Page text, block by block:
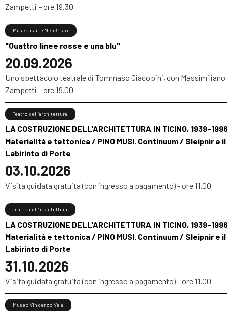
Zampetti - ore 19.30
"Quattro linee rosse e una blu"
20.09.2026
Museo d’arte Mendrisio
Uno spettacolo teatrale di Tommaso Giacopini, con Massimiliano
Zampetti - ore 19.00
LA COSTRUZIONE DELL'ARCHITETTURA IN TICINO, 1939-
Materialità e tettonica / PINO MUSI. Continuum / Sleipnir e il
Labirinto di Porte
03.10.2026
Teatro dell’architettura
Visita guidata gratuita (con ingresso a pagamento) - ore 11.00
LA COSTRUZIONE DELL'ARCHITETTURA IN TICINO, 1939-
Materialità e tettonica / PINO MUSI. Continuum / Sleipnir e il
Labirinto di Porte
31.10.2026
Teatro dell’architettura
Visita guidata gratuita (con ingresso a pagamento) - ore 11.00
Museo Vincenzo Vela